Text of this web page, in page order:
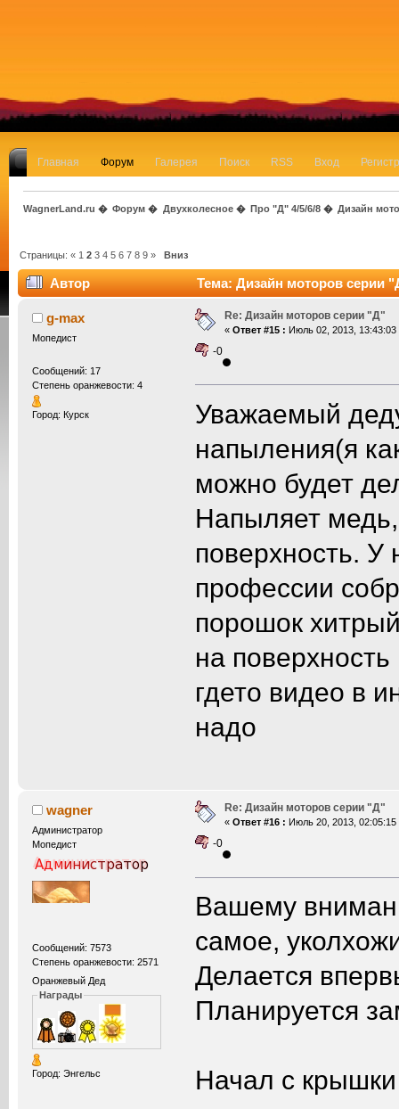
Главная Форум Галерея Поиск RSS Вход
WagnerLand.ru � Форум � Двухколесное� Про "Д" 4/5/6/8 � Дизайн
Страницы:« 1 2 3 4 5 6 7 8 9 » Вниз
Автор Тема: Дизайн моторов серии
g-max
Мопедист
Сообщений: 17
Степень оранжевости: 4
Город: Курск
Re: Дизайн моторов серии "Д"
« Ответ #15 : Июль 02, 2013, 13:43:03
-0
Уважаемый
напыления(я
можно будет
Напыляет
поверхность.
профессии
порошок
на
гдето видео в
надо
wagner
Администратор
Мопедист
Сообщений: 7573
Степень оранжевости: 2571
Оранжевый Дед
Награды
Город: Энгельс
Re: Дизайн моторов серии "Д"
« Ответ #16 : Июль 20, 2013, 02:05:15
-0
Вашему
самое,
Делается
Планируется
Начал с